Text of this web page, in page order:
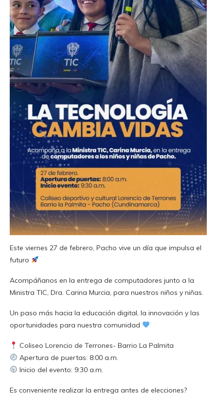
Este viernes 27 de febrero, Pacho vive un día que impulsa el
futuro
Acompáñanos en la entrega de computadores junto a la
Ministra TIC, Dra. Carina Murcia, para nuestros niños y niñas.
Un paso más hacia la educación digital, la innovación y las
oportunidades para nuestra comunidad
Coliseo Lorencio de Terrones- Barrio La Palmita
Apertura de puertas: 8:00 a.m.
Inicio del evento: 9:30 a.m.
Es conveniente realizar la entrega antes de elecciones?